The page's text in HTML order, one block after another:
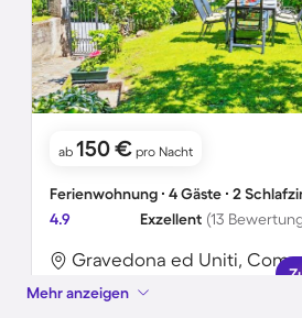
ab 150 € pro Nacht
Ferienwohnung ∙ 4 Gäste ∙ 2
4.9
Exzellent (13
Gravedona ed Uniti,
Mehr anzeigen